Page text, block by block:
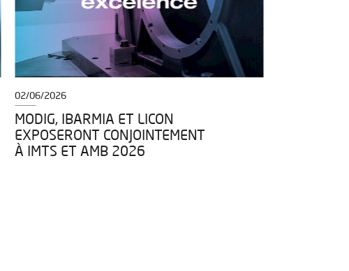
02/06/2026
MODIG, IBARMIA ET LICON
EXPOSERONT CONJOINTEMENT
À IMTS ET AMB 2026